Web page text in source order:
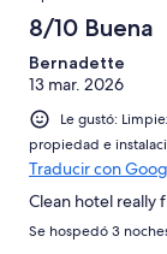
8/10 Buena
Bernadette
13 mar. 2026
Le gustó:
propiedad e
Traducir con
Clean hotel really
Se hospedó 3